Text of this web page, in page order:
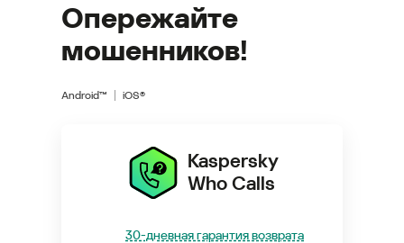
Опережайте
мошенников!
Android™ iOS®
Kaspersky
Who Calls
30-дневная гарантия возврата